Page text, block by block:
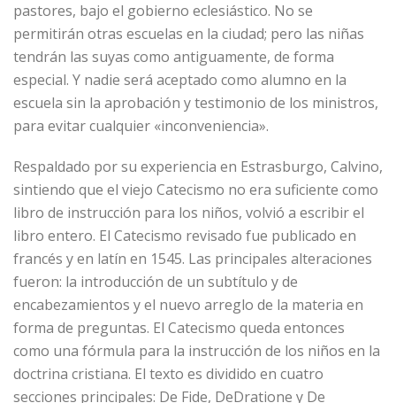
pastores, bajo el gobierno eclesiástico. No se
permitirán otras escuelas en la ciudad; pero las niñas
tendrán las suyas como antiguamente, de forma
especial. Y nadie será aceptado como alumno en la
escuela sin la aprobación y testimonio de los ministros,
para evitar cualquier «inconveniencia».
Respaldado por su experiencia en Estrasburgo, Calvino,
sintiendo que el viejo Catecismo no era suficiente como
libro de instrucción para los niños, volvió a escribir el
libro entero. El Catecismo revisado fue publicado en
francés y en latín en 1545. Las principales alteraciones
fueron: la introducción de un subtítulo y de
encabezamientos y el nuevo arreglo de la materia en
forma de preguntas. El Catecismo queda entonces
como una fórmula para la instrucción de los niños en la
doctrina cristiana. El texto es dividido en cuatro
secciones principales: De Fide, DeDratione y De